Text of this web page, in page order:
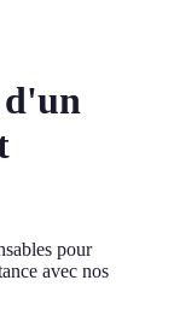
pour
avec nos